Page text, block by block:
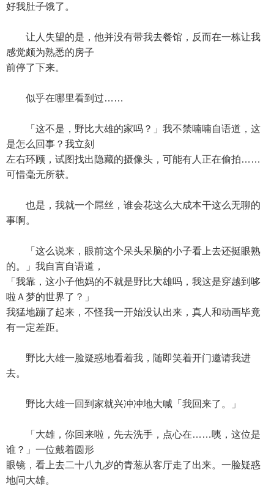
好我肚子饿了。
让人失望的是，他并没有带我去餐馆，反而在一栋让我
感觉颇为熟悉的房子
前停了下来。
似乎在哪里看到过……
「这不是，野比大雄的家吗？」我不禁喃喃自语道，这
是怎么回事？我立刻
左右环顾，试图找出隐藏的摄像头，可能有人正在偷拍……
可惜毫无所获。
也是，我就一个屌丝，谁会花这么大成本干这么无聊的
事啊。
「这么说来，眼前这个呆头呆脑的小子看上去还挺眼熟
的。」我自言自语道，
「我靠，这小子他妈的不就是野比大雄吗，我这是穿越到哆
啦Ａ梦的世界了？」
我猛地蹦了起来，不怪我一开始没认出来，真人和动画毕竟
有一定差距。
野比大雄一脸疑惑地看着我，随即笑着开门邀请我进
去。
野比大雄一回到家就兴冲冲地大喊「我回来了。」
「大雄，你回来啦，先去洗手，点心在……咦，这位是
谁？」一位戴着圆形
眼镜，看上去二十八九岁的青葱从客厅走了出来。一脸疑惑
地问大雄。